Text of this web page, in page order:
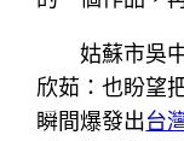
姑蘇市吳
欣茹：也盼望
瞬間爆發出台